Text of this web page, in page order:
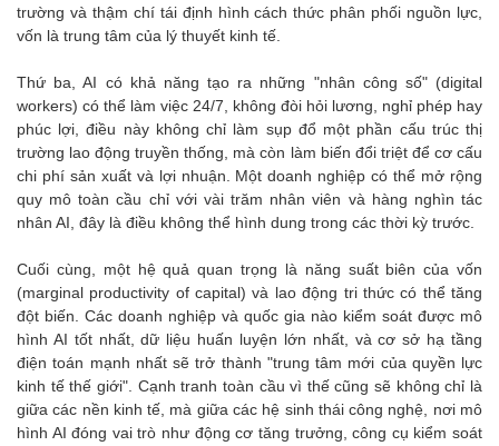
trường và thậm chí tái định hình cách thức phân phối nguồn lực,
vốn là trung tâm của lý thuyết kinh tế.
Thứ ba, AI có khả năng tạo ra những "nhân công số" (digital
workers) có thể làm việc 24/7, không đòi hỏi lương, nghỉ phép hay
phúc lợi, điều này không chỉ làm sụp đổ một phần cấu trúc thị
trường lao động truyền thống, mà còn làm biến đổi triệt để cơ cấu
chi phí sản xuất và lợi nhuận. Một doanh nghiệp có thể mở rộng
quy mô toàn cầu chỉ với vài trăm nhân viên và hàng nghìn tác
nhân AI, đây là điều không thể hình dung trong các thời kỳ trước.
Cuối cùng, một hệ quả quan trọng là năng suất biên của vốn
(marginal productivity of capital) và lao động tri thức có thể tăng
đột biến. Các doanh nghiệp và quốc gia nào kiểm soát được mô
hình AI tốt nhất, dữ liệu huấn luyện lớn nhất, và cơ sở hạ tầng
điện toán mạnh nhất sẽ trở thành "trung tâm mới của quyền lực
kinh tế thế giới". Cạnh tranh toàn cầu vì thế cũng sẽ không chỉ là
giữa các nền kinh tế, mà giữa các hệ sinh thái công nghệ, nơi mô
hình AI đóng vai trò như động cơ tăng trưởng, công cụ kiểm soát